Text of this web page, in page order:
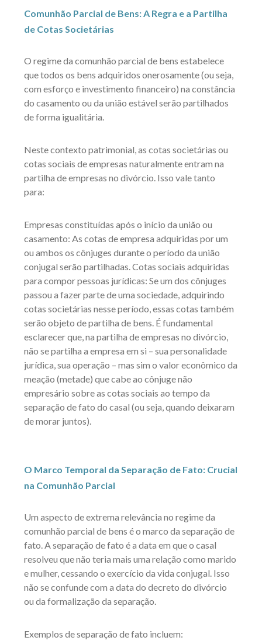
Comunhão Parcial de Bens: A Regra e a Partilha
de Cotas Societárias
O regime da comunhão parcial de bens estabelece
que todos os bens adquiridos onerosamente (ou seja,
com esforço e investimento financeiro) na constância
do casamento ou da união estável serão partilhados
de forma igualitária.
Neste contexto patrimonial, as cotas societárias ou
cotas sociais de empresas naturalmente entram na
partilha de empresas no divórcio. Isso vale tanto
para:
Empresas constituídas após o início da união ou
casamento: As cotas de empresa adquiridas por um
ou ambos os cônjuges durante o período da união
conjugal serão partilhadas. Cotas sociais adquiridas
para compor pessoas jurídicas: Se um dos cônjuges
passou a fazer parte de uma sociedade, adquirindo
cotas societárias nesse período, essas cotas também
serão objeto de partilha de bens. É fundamental
esclarecer que, na partilha de empresas no divórcio,
não se partilha a empresa em si – sua personalidade
jurídica, sua operação – mas sim o valor econômico da
meação (metade) que cabe ao cônjuge não
empresário sobre as cotas sociais ao tempo da
separação de fato do casal (ou seja, quando deixaram
de morar juntos).
O Marco Temporal da Separação de Fato: Crucial
na Comunhão Parcial
Um aspecto de extrema relevância no regime da
comunhão parcial de bens é o marco da separação de
fato. A separação de fato é a data em que o casal
resolveu que não teria mais uma relação como marido
e mulher, cessando o exercício da vida conjugal. Isso
não se confunde com a data do decreto do divórcio
ou da formalização da separação.
Exemplos de separação de fato incluem: